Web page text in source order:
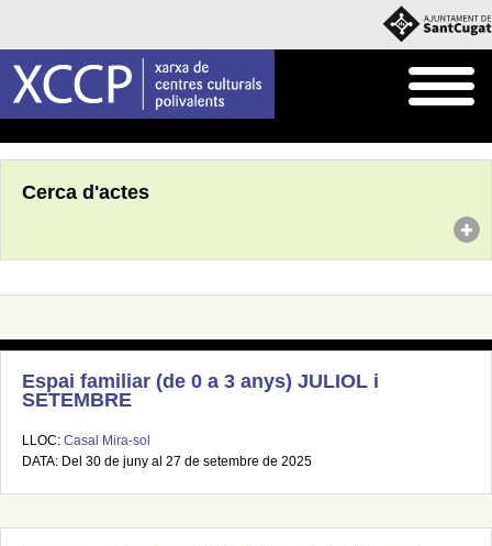
Cerca d'actes
Espai familiar (de 0 a 3 anys) JULIOL i
SETEMBRE
LLOC: Casal Mira-sol
DATA: Del 30 de juny al 27 de setembre de 2025